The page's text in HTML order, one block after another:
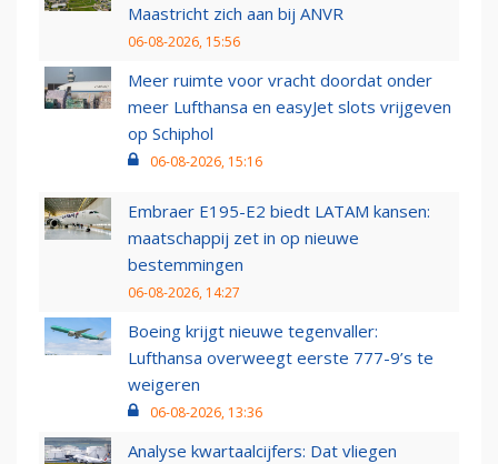
Maastricht zich aan bij ANVR
06-08-2026, 15:56
Meer ruimte voor vracht doordat onder
meer Lufthansa en easyJet slots vrijgeven
op Schiphol
06-08-2026, 15:16
Embraer E195-E2 biedt LATAM kansen:
maatschappij zet in op nieuwe
bestemmingen
06-08-2026, 14:27
Boeing krijgt nieuwe tegenvaller:
Lufthansa overweegt eerste 777-9’s te
weigeren
06-08-2026, 13:36
Analyse kwartaalcijfers: Dat vliegen